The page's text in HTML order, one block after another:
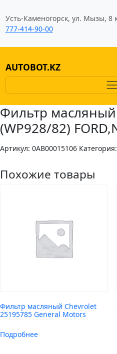
Усть-Каменогорск, ул. Мызы, 8
777-414-90-00
AUTOBOT.KZ
Фильтр масляный
(WP928/82)
Артикул: 0AB00015106 Категория:
Похожие товары
Фильтр масляный Chevrolet
25195785 General Motors
Подробнее